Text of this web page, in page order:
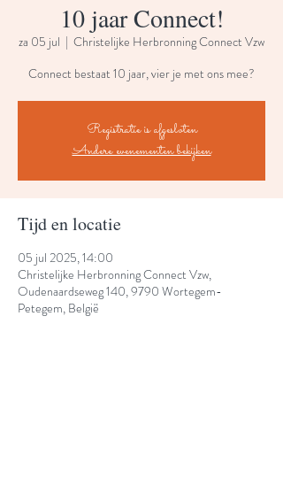
10 jaar Connect!
za 05 jul
  |
Christelijke Herbronning Connect Vzw
Connect bestaat 10 jaar, vier je met ons mee?
Registratie is afgesloten
Andere evenementen bekijken
Tijd en locatie
05 jul 2025, 14:00
Christelijke Herbronning Connect Vzw,
Oudenaardseweg 140, 9790 Wortegem-
Petegem, België